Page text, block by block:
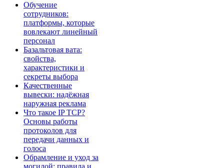
Обучение
сотрудников:
платформы, которые
вовлекают линейный
персонал
Базальтовая вата:
свойства,
характеристики и
секреты выбора
Качественные
вывески: надёжная
наружная реклама
Что такое IP TCP?
Основы работы
протоколов для
передачи данных и
голоса
Обрамление и уход за